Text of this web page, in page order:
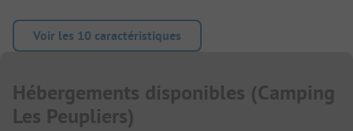
Voir les 10 caractéristiques
Hébergements disponibles (Camping
Les Peupliers)